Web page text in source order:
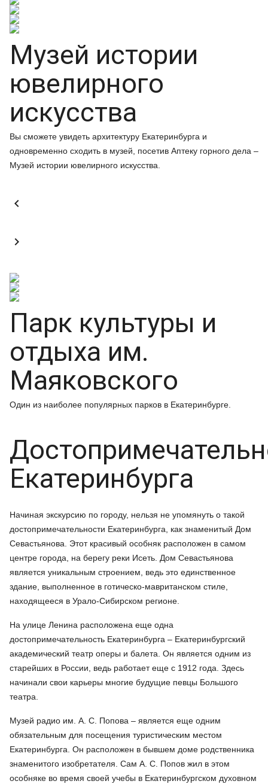
Музей истории
ювелирного
искусства
Вы сможете увидеть архитектуру Екатеринбурга и
одновременно сходить в музей, посетив Аптеку горного дела –
Музей истории ювелирного искусства.


Парк культуры и
отдыха им.
Маяковского
Один из наиболее популярных парков в Екатеринбурге.
Екатеринбурга
Начиная экскурсию по городу, нельзя не упомянуть о такой
достопримечательности Екатеринбурга, как знаменитый Дом
Севастьянова. Этот красивый особняк расположен в самом
центре города, на берегу реки Исеть. Дом Севастьянова
является уникальным строением, ведь это единственное
здание, выполненное в готическо-мавританском стиле,
находящееся в Урало-Сибирском регионе.
На улице Ленина расположена еще одна
достопримечательность Екатеринбурга – Екатеринбургский
академический театр оперы и балета. Он является одним из
старейших в России, ведь работает еще с 1912 года. Здесь
начинали свои карьеры многие будущие певцы Большого
театра.
Музей радио им. А. С. Попова – является еще одним
обязательным для посещения туристическим местом
Екатеринбурга. Он расположен в бывшем доме родственника
знаменитого изобретателя. Сам А. С. Попов жил в этом
особняке во время своей учебы в Екатеринбургском духовном